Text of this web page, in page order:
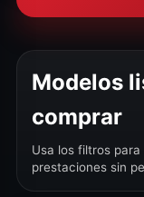
Modelos
comprar
Usa los filtros
prestaciones sin